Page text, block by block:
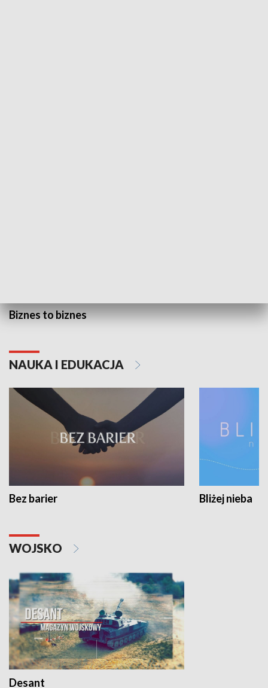
Biznes to biznes
NAUKA I EDUKACJA
Bez barier Bliżej nieba
WOJSKO
Desant